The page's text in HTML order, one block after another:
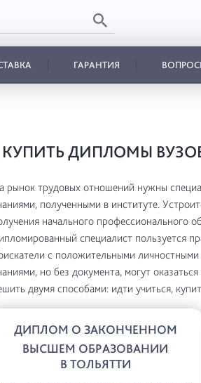
ГАРАНТИЯ
КУПИТЬ ДИПЛОМЫ
рынок трудовых отношений нужны
полученными в институте.
начального профессионального
специалист пользуется
с положительными
но без документа, могут
двумя способами: идти учиться,
ДИПЛОМ О ЗАКОНЧЕННОМ
ВЫСШЕМ ОБРАЗОВАНИИ
В ТОЛЬЯТТИ